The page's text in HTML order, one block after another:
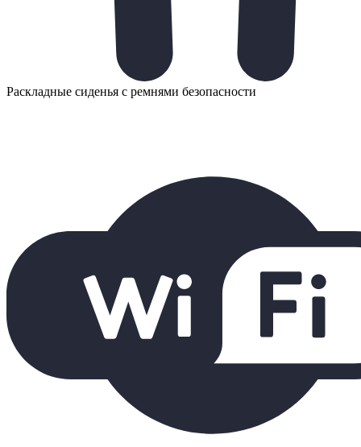
Раскладные сиденья с ремнями безопасности